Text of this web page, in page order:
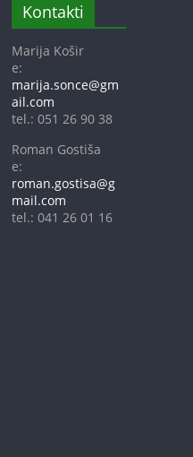
Kontakti
Marija Košir
e:
marija.sonce@gm
ail.com
tel.: 051 26 90 38
Roman Gostiša
e:
roman.gostisa@g
mail.com
tel.: 041 26 01 16